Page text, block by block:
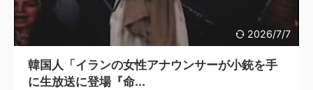
2026/7/7
韓国人「イランの女性アナウンサーが小銃を手
に生放送に登場『命...